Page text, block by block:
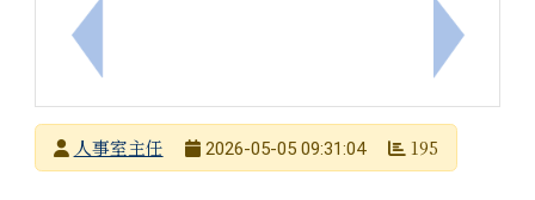
上一筆：檢送本府115學年度特約托育機構名單1份
下一筆：
發布者人事室主任
2026-05-05 09:31:04 195